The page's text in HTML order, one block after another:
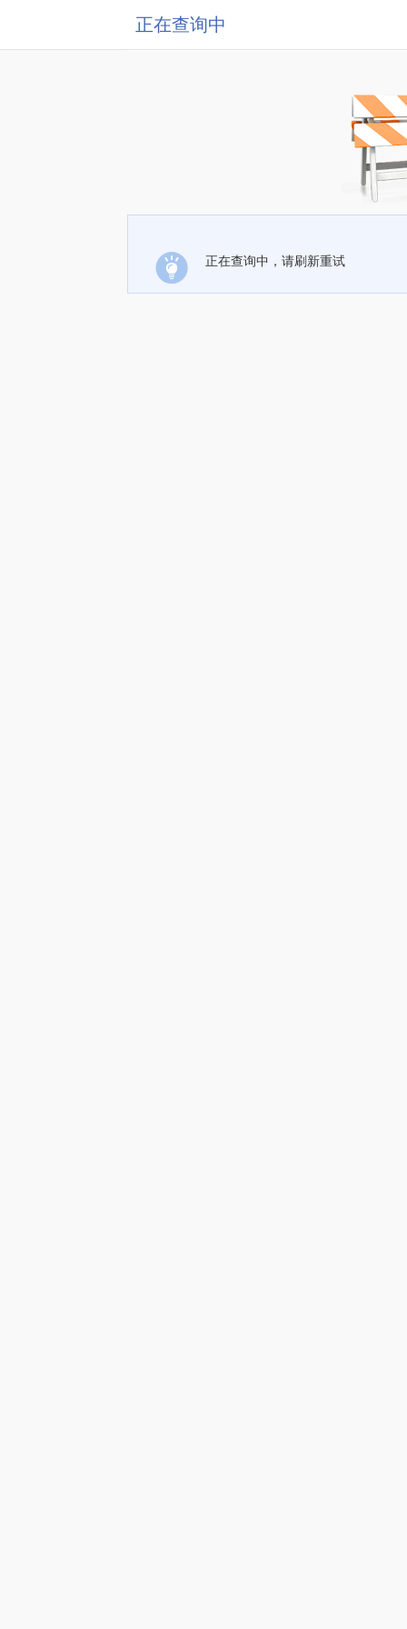
正在查询中
正在查询中，请刷新重试